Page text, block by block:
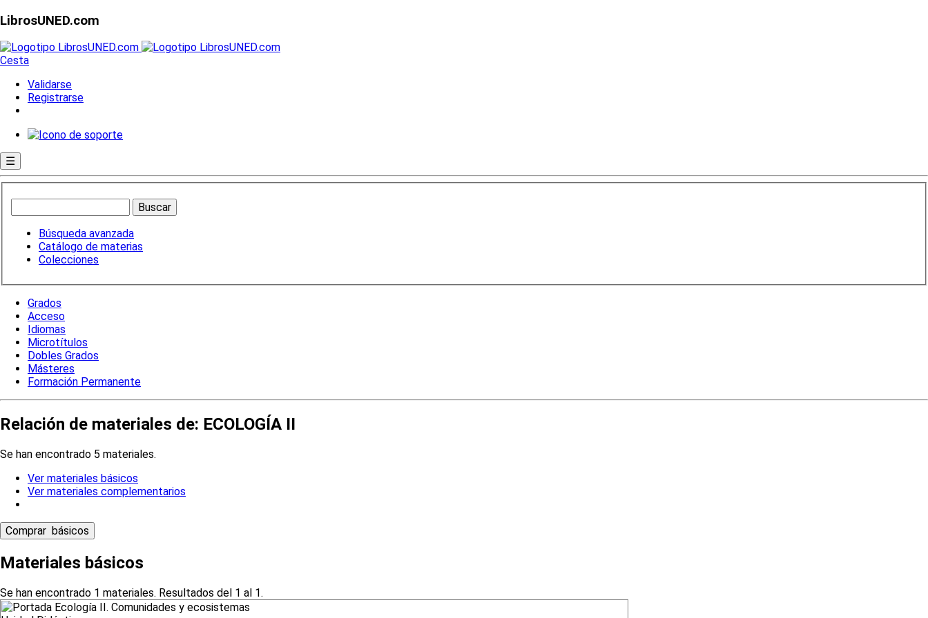
LibrosUNED.com
Cesta
Validarse
Registrarse
☰
Búsqueda avanzada
Catálogo de materias
Colecciones
Grados
Acceso
Idiomas
Microtítulos
Dobles Grados
Másteres
Formación Permanente
Relación de materiales de: ECOLOGÍA II
Se han encontrado 5 materiales.
Ver materiales básicos
Ver materiales complementarios
Materiales básicos
Se han encontrado 1 materiales. Resultados del 1 al 1.